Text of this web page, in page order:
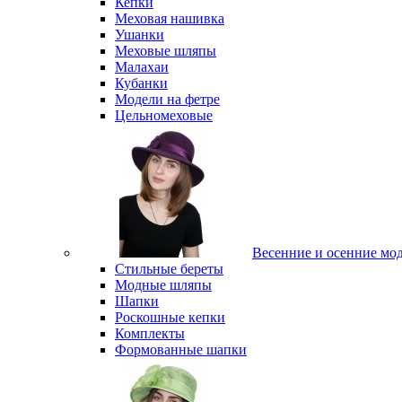
Меховая нашивка
Ушанки
Меховые шляпы
Малахаи
Кубанки
Модели на фетре
Цельномеховые
Весенние и осенние
Стильные береты
Модные шляпы
Шапки
Роскошные кепки
Комплекты
Формованные шапки